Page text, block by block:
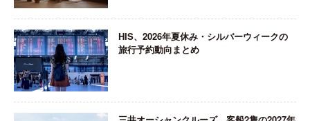
HIS、2026年夏休み・シルバーウィークの
旅行予約動向まとめ